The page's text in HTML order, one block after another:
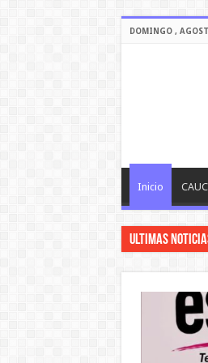
DOMINGO ,
Inicio
ULTIMAS